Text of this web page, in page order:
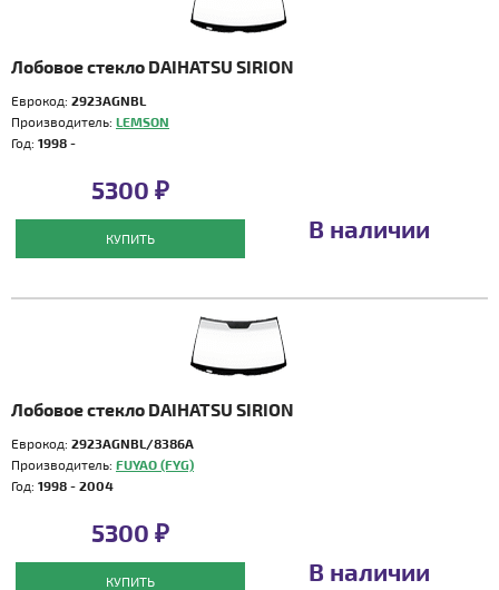
Лобовое стекло DAIHATSU SIRION
Еврокод: 2923AGNBL
Производитель: LEMSON
Год: 1998 -
5300 ₽
КУПИТЬ В наличии
Лобовое стекло DAIHATSU SIRION
Еврокод: 2923AGNBL/8386A
Производитель: FUYAO (FYG)
Год: 1998 - 2004
5300 ₽
КУПИТЬ В наличии